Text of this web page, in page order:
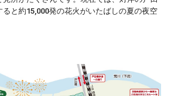
と約15,000発の花火がいたばしの夏の夜空